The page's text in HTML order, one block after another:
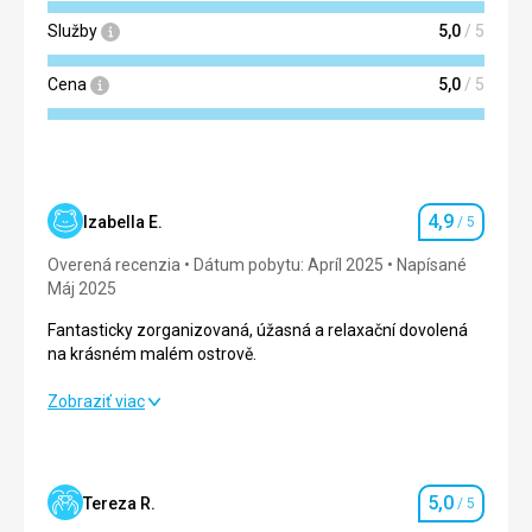
Služby 5,0/ 5
Cena 5,0/ 5
Izabella E. Hodnotenie
4,9 / 5
Overená recenzia Dátum pobytu: Apríl 2025
Napísané
Máj 2025
Fantasticky zorganizovaná, úžasná a relaxační dovolená
na krásném malém ostrově.
Fantasticky zorganizovaná, úžasná a relaxační dovolená
Ubytovanie 5,0/ 5
Zobraziť viac
Tereza R. Hodnotenie
5,0 / 5